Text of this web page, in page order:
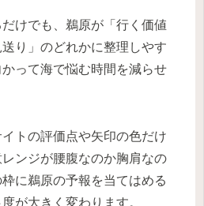
けでも、鵜原が「行く価値
り」のどれかに整理しやす
って海で悩む時間を減らせ
トの評価点や矢印の色だけ
ンジが腰腹なのか胸肩なの
に鵜原の予報を当てはめる
が大きく変わります。